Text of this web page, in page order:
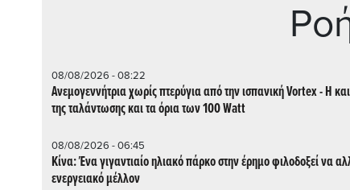
08/08/2026 - 08:22
Ανεμογεννήτρια χωρίς πτερύγια από την ισπανική Vortex - Η
της ταλάντωσης και τα όρια των 100 Watt
08/08/2026 - 06:45
Κίνα: Ένα γιγαντιαίο ηλιακό πάρκο στην έρημο φιλοδοξεί να
ενεργειακό μέλλον